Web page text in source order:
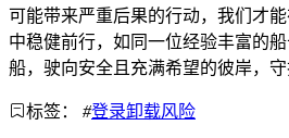
可能带来严重后果的行动，我们才
中稳健前行，如同一位经验丰富的
船，驶向安全且充满希望的彼岸，守
标签： #登录卸载风险